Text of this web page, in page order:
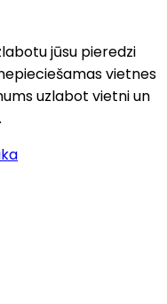
jūsu pieredzi
vietnes
uzlabot vietni un